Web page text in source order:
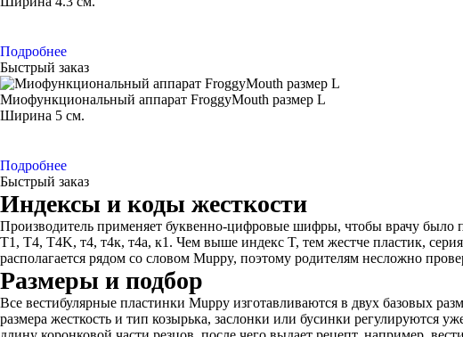
Подробнее
Быстрый заказ
Миофункциональный аппарат FroggyMouth размер L
Ширина 5 см.
Подробнее
Быстрый заказ
Индексы и коды жесткости
Производитель применяет буквенно-цифровые шифры, чтобы врачу было
T1, T4, T4K, т4, т4к, т4а, к1. Чем выше индекс T, тем жестче пластик,
располагается рядом со словом Muppy, поэтому родителям несложно
Размеры и подбор
Все вестибулярные пластинки Muppy изготавливаются в двух базовых
размера жесткость и тип козырька, заслонки или бусинки